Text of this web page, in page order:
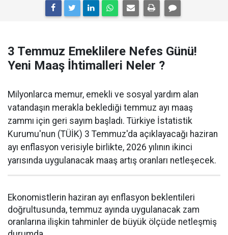
3 Temmuz Emeklilere Nefes Günü!
Yeni Maaş İhtimalleri Neler ?
Milyonlarca memur, emekli ve sosyal yardım alan
vatandaşın merakla beklediği temmuz ayı maaş
zammı için geri sayım başladı. Türkiye İstatistik
Kurumu'nun (TÜİK) 3 Temmuz'da açıklayacağı haziran
ayı enflasyon verisiyle birlikte, 2026 yılının ikinci
yarısında uygulanacak maaş artış oranları netleşecek.
Ekonomistlerin haziran ayı enflasyon beklentileri
doğrultusunda, temmuz ayında uygulanacak zam
oranlarına ilişkin tahminler de büyük ölçüde netleşmiş